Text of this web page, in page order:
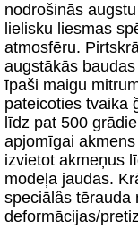
nodrošinās
lielisku liesmas
atmosfēru.
augstākās
īpaši maigu
pateicoties tvaika
līdz pat 500
apjomīgai
izvietot akmeņus
modeļa jaudas.
speciālâs tērauda
deformācijas/